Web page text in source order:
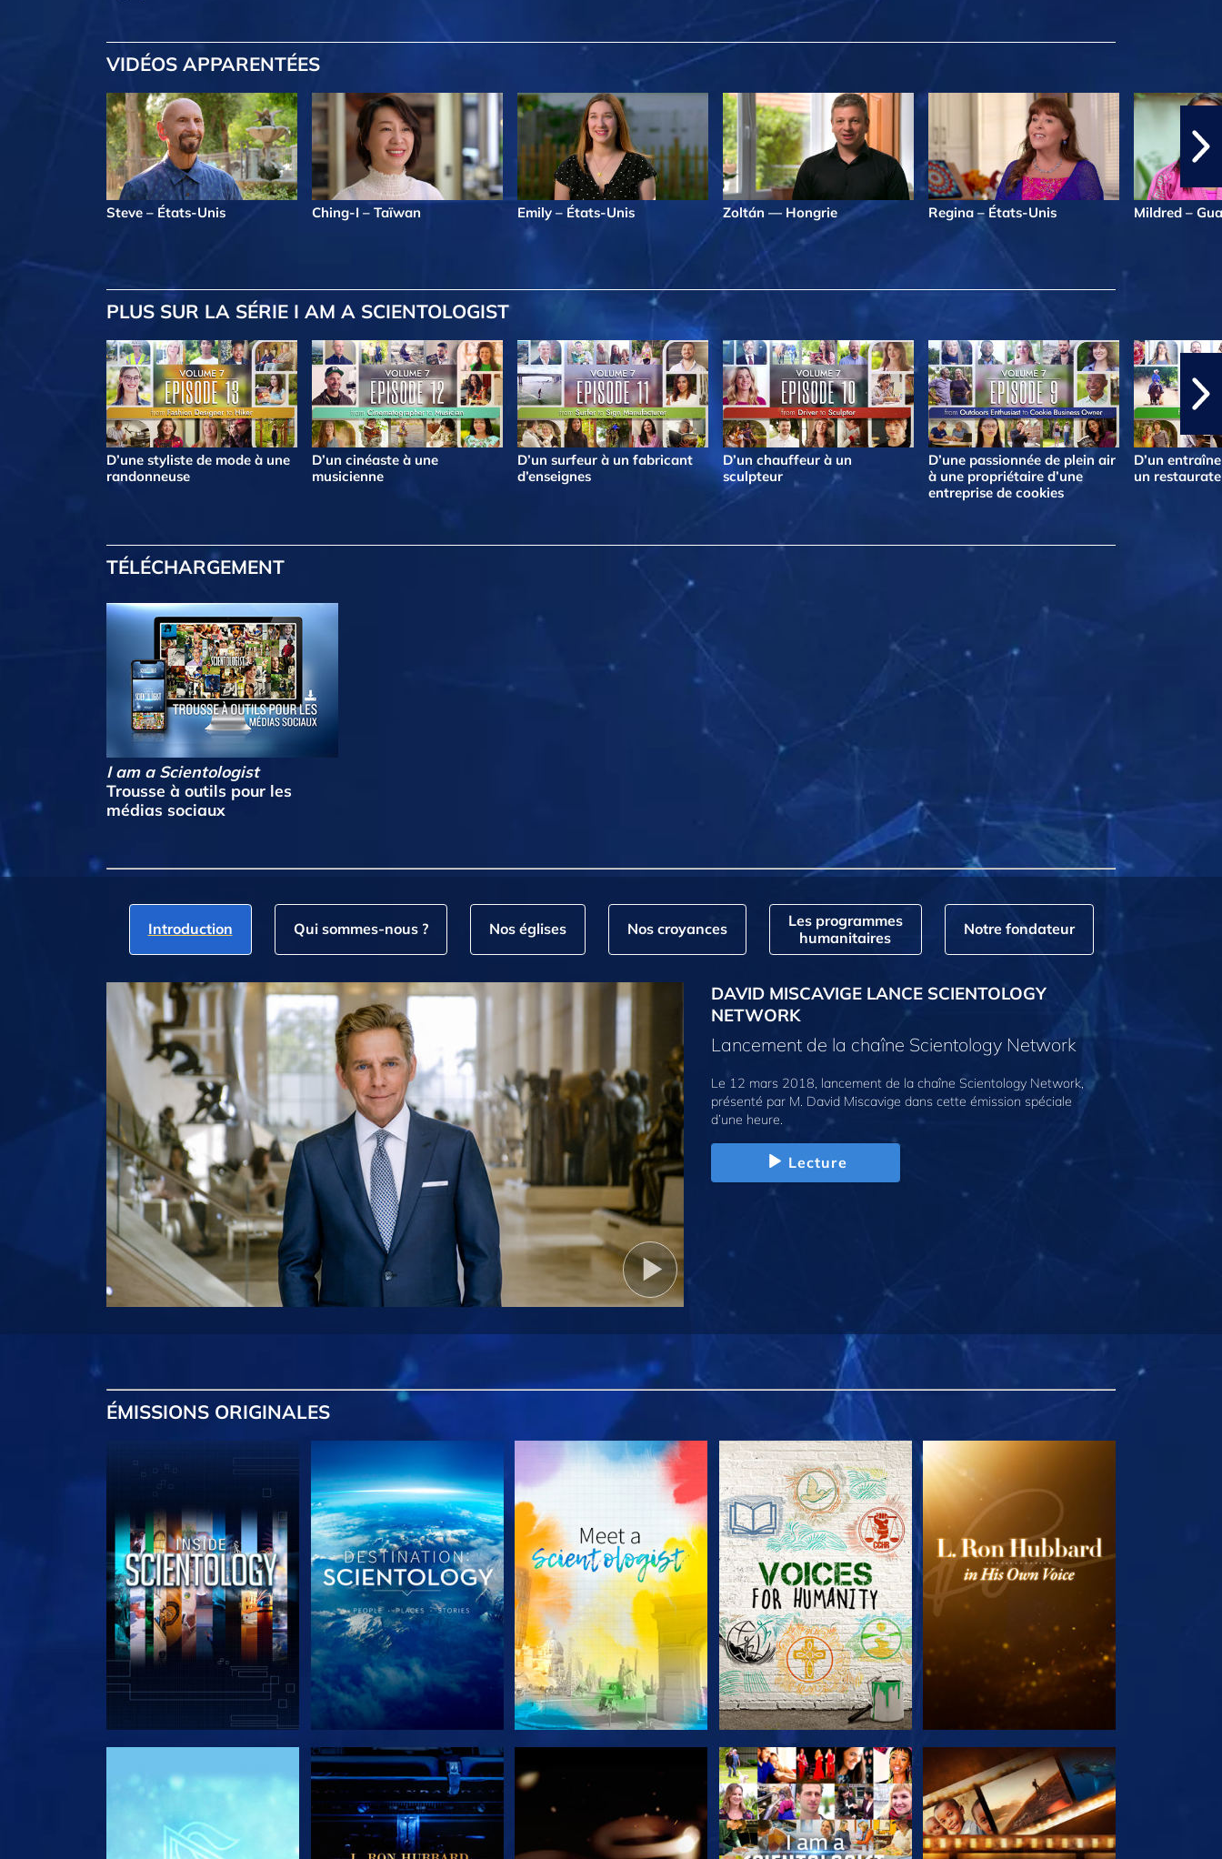
VIDÉOS APPARENTÉES
Steve – États-Unis Ching-I – Taïwan Emily – États-Unis Zoltán — Hongrie Regina – États-Unis Mildred –
PLUS SUR LA SÉRIE I AM A SCIENTOLOGIST
D’une styliste de mode à une
randonneuse
D’un cinéaste à une
musicienne
D’un surfeur à un fabricant
d’enseignes
D’un chauffeur à un
sculpteur
D’une passionnée de plein air
à une propriétaire d’une
entreprise de cookies
D’un
un
TÉLÉCHARGEMENT
I am a Scientologist
Trousse à outils pour les
médias sociaux
Introduction Qui sommes‑nous ? Nos églises Nos croyances
Les programmes
humanitaires
Notre fondateur
DAVID MISCAVIGE LANCE SCIENTOLOGY
NETWORK
Lancement de la chaîne Scientology Network
Le 12 mars 2018, lancement de la chaîne Scientology Network,
présenté par M. David Miscavige dans cette émission spéciale
d’une heure.
Lecture
ÉMISSIONS ORIGINALES
DÉCOUVRIR LES SÉRIES DÉCOUVRIR LES SÉRIES DÉCOUVRIR LES SÉRIES DÉCOUVRIR LES SÉRIES DÉCOUVRIR LES SÉRIES